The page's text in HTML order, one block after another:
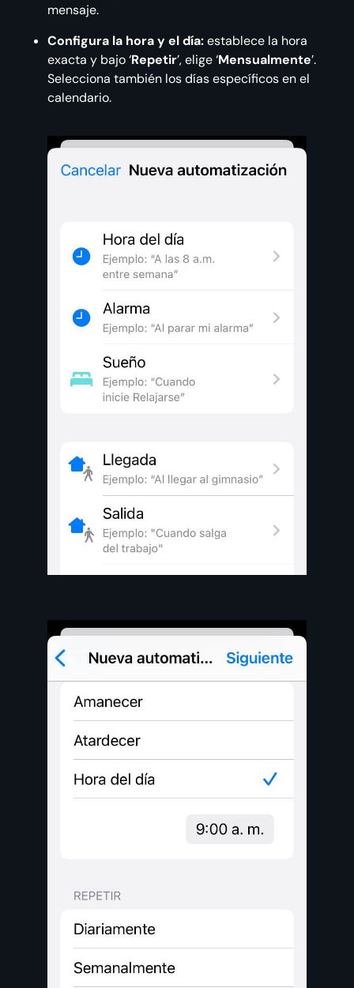
mensaje.
Configura la hora y el día:establece la hora
exacta y bajo ‘Repetir’, elige ‘Mensualmente’.
Selecciona también los días específicos en el
calendario.